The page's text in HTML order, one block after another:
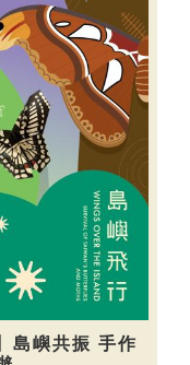
島嶼共振 手作